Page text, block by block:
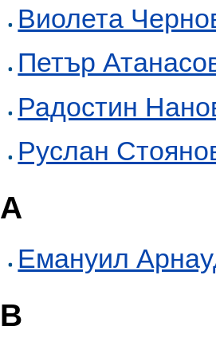
Виолета
Петър
Радостин
Руслан
А
Емануил
В